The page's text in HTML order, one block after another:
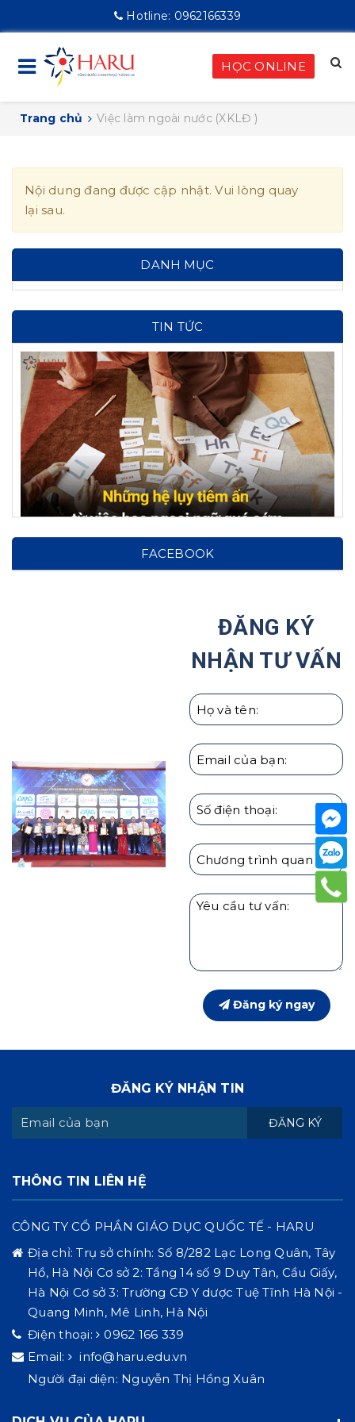
Hotline: 0962166339
HỌC ONLINE
Trang chủ Việc làm ngoài nước (XKLĐ )
Nội dung đang được cập nhật. Vui lòng quay
lại sau.
DANH MỤC
TIN TỨC
báo cho phụ huynh!
Haru Hợp Tác Với Hiệp Hội Các Trường Đại Học Tại
Giáo dục con cái theo người Nhật | Hướng Nghiệp
FACEBOOK
ĐĂNG KÝ
NHẬN TƯ VẤN
Đăng ký ngay
ĐĂNG KÝ NHẬN TIN
ĐĂNG KÝ
THÔNG TIN LIÊN HỆ
CÔNG TY CỔ PHẦN GIÁO DỤC QUỐC TẾ - HARU
Địa chỉ:Trụ sở chính: Số 8/282 Lạc Long Quân, Tây
Hồ, Hà Nội Cơ sở 2: Tầng 14 số 9 Duy Tân, Cầu Giấy,
Hà Nội Cơ sở 3: Trường CĐ Y dược Tuệ Tĩnh Hà Nội -
Quang Minh, Mê Linh, Hà Nội
Điện thoại:
0962 166 339
Email:
info@haru.edu.vn
Người đại diện: Nguyễn Thị Hồng Xuân